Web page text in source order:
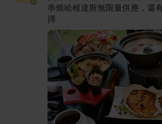
串燒哈根達斯無限量供應，還
擇